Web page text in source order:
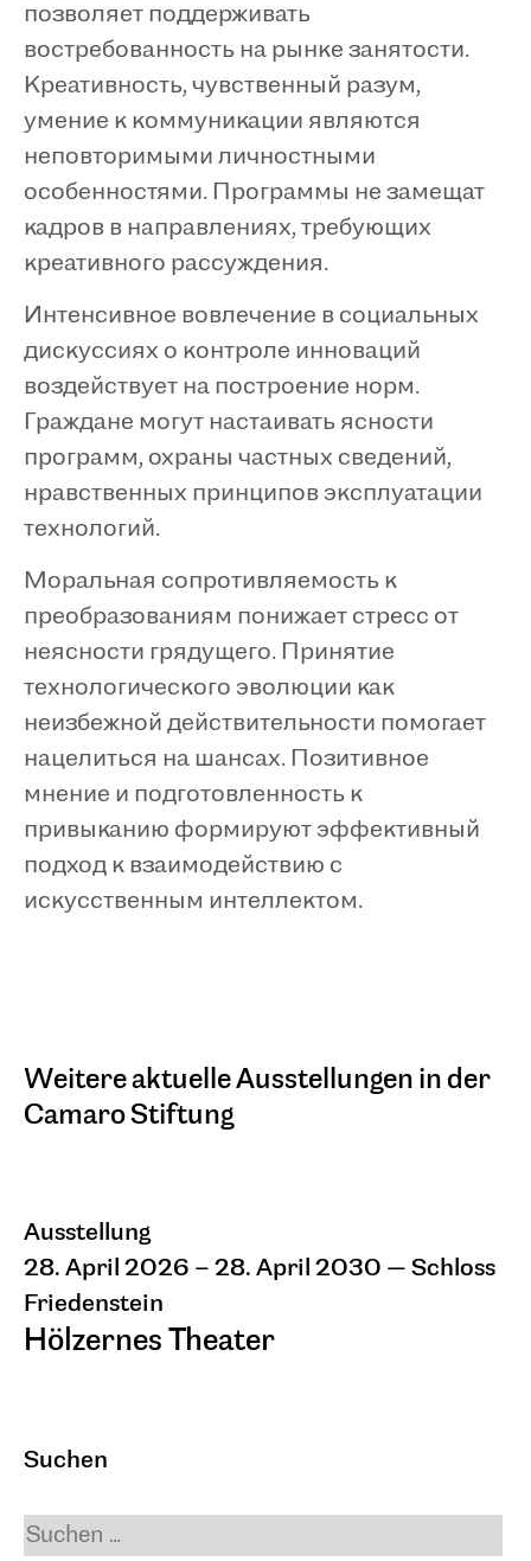
позволяет поддерживать
востребованность на рынке занятости.
Креативность, чувственный разум,
умение к коммуникации являются
неповторимыми личностными
особенностями. Программы не замещат
кадров в направлениях, требующих
креативного рассуждения.
Интенсивное вовлечение в социальных
дискуссиях о контроле инноваций
воздействует на построение норм.
Граждане могут настаивать ясности
программ, охраны частных сведений,
нравственных принципов эксплуатации
технологий.
Моральная сопротивляемость к
преобразованиям понижает стресс от
неясности грядущего. Принятие
технологического эволюции как
неизбежной действительности помогает
нацелиться на шансах. Позитивное
мнение и подготовленность к
привыканию формируют эффективный
подход к взаимодействию с
искусственным интеллектом.
Weitere aktuelle Ausstellungen in der
Camaro Stiftung
Ausstellung
28. April 2026 – 28. April 2030 — Schloss
Friedenstein
Hölzernes Theater
und Renata Camaro Stiftung. Mit
Camaro und Fotografien von Marcel
Krummrich.Das komplett aus Holz erbaute
Suchen